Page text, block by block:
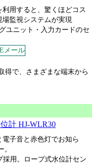
用すると、驚くほどコス
場監視システムが実現
ユニット・入力カードのセ
メール
得で、さまざまな端末から
計 HJ-WLR30
子音と赤色灯でお知ら
採用。ロープ式水位計セン